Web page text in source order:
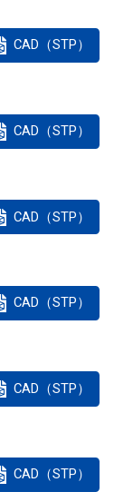
CAD（STP）
CAD（STP）
CAD（STP）
CAD（STP）
CAD（STP）
CAD（STP）